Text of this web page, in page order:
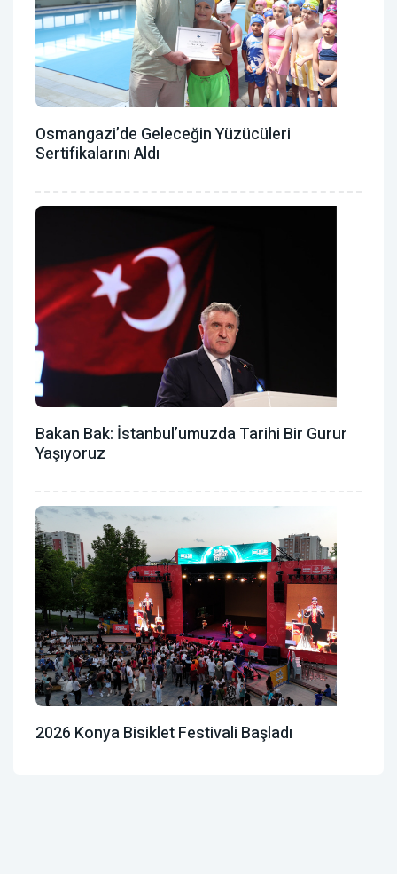
Osmangazi’de Geleceğin Yüzücüleri
Sertifikalarını Aldı
Bakan Bak: İstanbul’umuzda Tarihi Bir Gurur
Yaşıyoruz
2026 Konya Bisiklet Festivali Başladı